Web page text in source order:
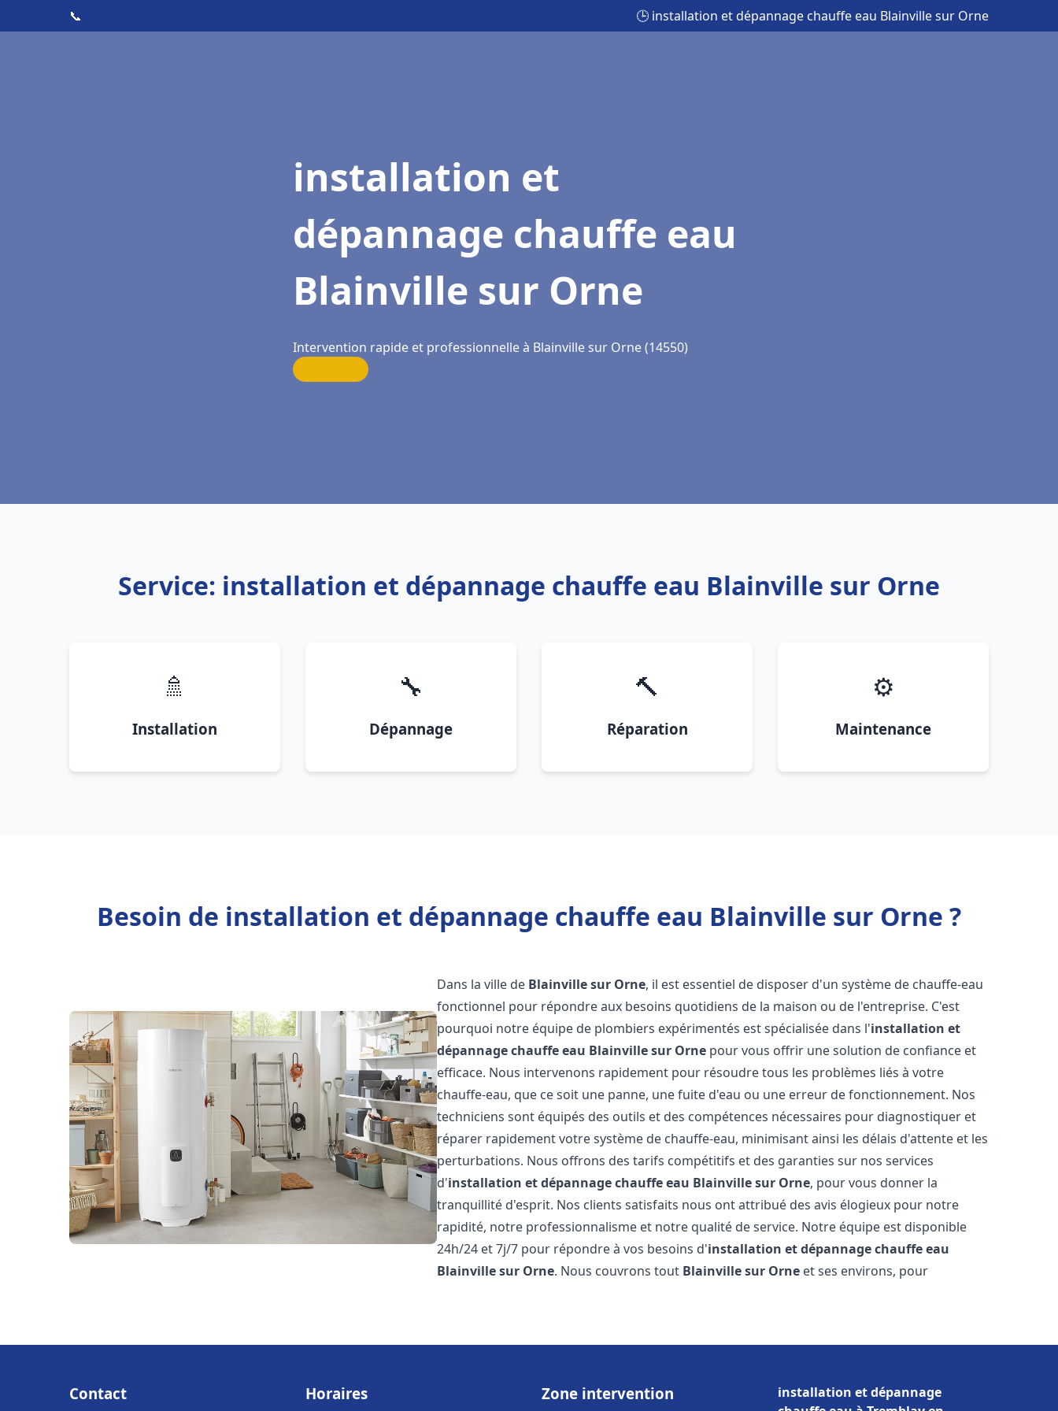
📞 🕒 installation et dépannage chauffe eau Blainville sur Orne
installation et
dépannage chauffe eau
Blainville sur Orne
Intervention rapide et professionnelle à Blainville sur Orne (14550)
Service: installation et dépannage chauffe eau Blainville sur Orne
🚿
Installation
🔧
Dépannage
🔨
Réparation
⚙️
Maintenance
Besoin de installation et dépannage chauffe eau Blainville sur Orne ?
Dans la ville de Blainville sur Orne, il est essentiel de disposer d'un système de chauffe-eau
fonctionnel pour répondre aux besoins quotidiens de la maison ou de l'entreprise. C'est
pourquoi notre équipe de plombiers expérimentés est spécialisée dans l'installation et
dépannage chauffe eau Blainville sur Orne pour vous offrir une solution de confiance et
efficace. Nous intervenons rapidement pour résoudre tous les problèmes liés à votre
chauffe-eau, que ce soit une panne, une fuite d'eau ou une erreur de fonctionnement. Nos
techniciens sont équipés des outils et des compétences nécessaires pour diagnostiquer et
réparer rapidement votre système de chauffe-eau, minimisant ainsi les délais d'attente et les
perturbations. Nous offrons des tarifs compétitifs et des garanties sur nos services
d'installation et dépannage chauffe eau Blainville sur Orne, pour vous donner la
tranquillité d'esprit. Nos clients satisfaits nous ont attribué des avis élogieux pour notre
rapidité, notre professionnalisme et notre qualité de service. Notre équipe est disponible
24h/24 et 7j/7 pour répondre à vos besoins d'installation et dépannage chauffe eau
Blainville sur Orne. Nous couvrons tout Blainville sur Orne et ses environs, pour
Contact Horaires Zone intervention
installation et dépannage